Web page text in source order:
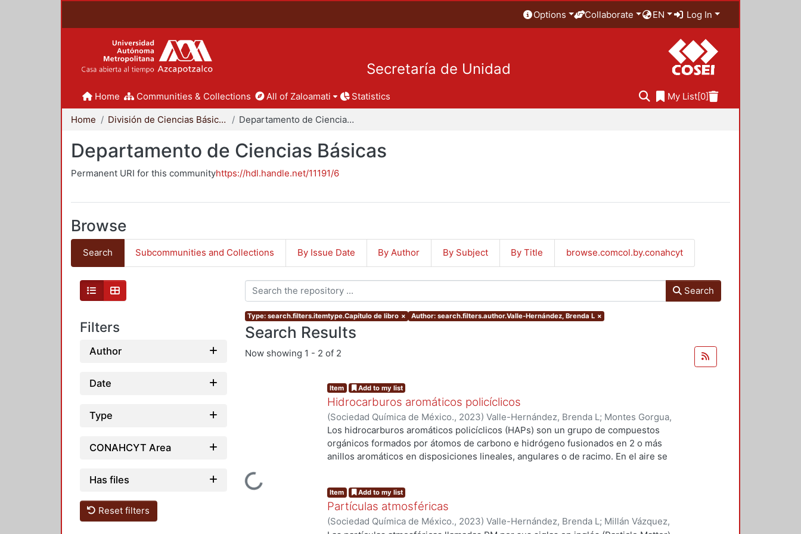
Options Collaborate EN Log In
Secretaría de Unidad
Home Communities & Collections All of Zaloamati Statistics My List[0]
Home División de Ciencias Básicas e Ingeniería Departamento de Ciencias Básicas
Departamento de Ciencias Básicas
Permanent URI for this communityhttps://hdl.handle.net/11191/6
Browse
Search Subcommunities and Collections By Issue Date By Author By Subject By Title browse.comcol.by.conahcyt
Filters
Author
Date
Type
CONAHCYT Area
Has files
Reset filters
Search
Type: search.filters.itemtype.Capítulo de libro × Author: search.filters.author.Valle-Hernández, Brenda L ×
Search Results
Now showing 1 - 2 of 2
Loading...
Item Add to my list
Hidrocarburos aromáticos policíclicos
(Sociedad Química de México., 2023) Valle-Hernández, Brenda L ; Montes Gorgua,
Yatziry
Los hidrocarburos aromáticos policíclicos (HAPs) son un grupo de compuestos
orgánicos formados por átomos de carbono e hidrógeno fusionados en 2 o más
anillos aromáticos en disposiciones lineales, angulares o de racimo. En el aire se
sólo 17 HAPs como contaminantes prioritarios en el aire debido a su toxicidad para
la salud humana. Los HAPs son contaminantes ambientales ubicuos que se originan
a partir de pro¬cesos naturales y fuentes antropogénicas afectando el aire, el agua,
Item Add to my list
Partículas atmosféricas
(Sociedad Química de México., 2023) Valle-Hernández, Brenda L; Millán Vázquez,